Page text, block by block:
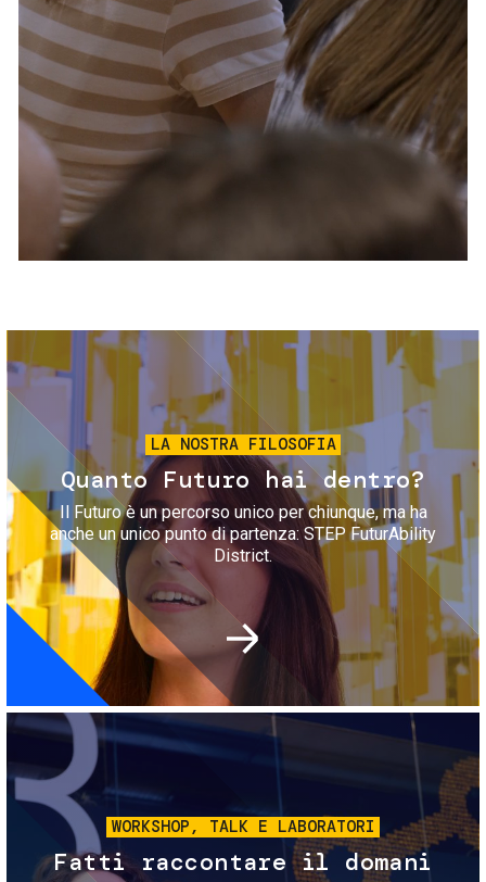
Servizi e accessibilità
Contatti
FAQ
Biglietti
Immagine
LA NOSTRA FILOSOFIA
Quanto Futuro hai dentro?
Il Futuro è un percorso unico per chiunque, ma ha
anche un unico punto di partenza: STEP FuturAbility
District.
Immagine
WORKSHOP, TALK E LABORATORI
Fatti raccontare il domani